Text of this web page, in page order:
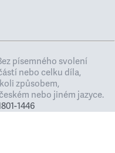
písemného svolení
nebo celku díla,
způsobem,
nebo jiném jazyce.
1446